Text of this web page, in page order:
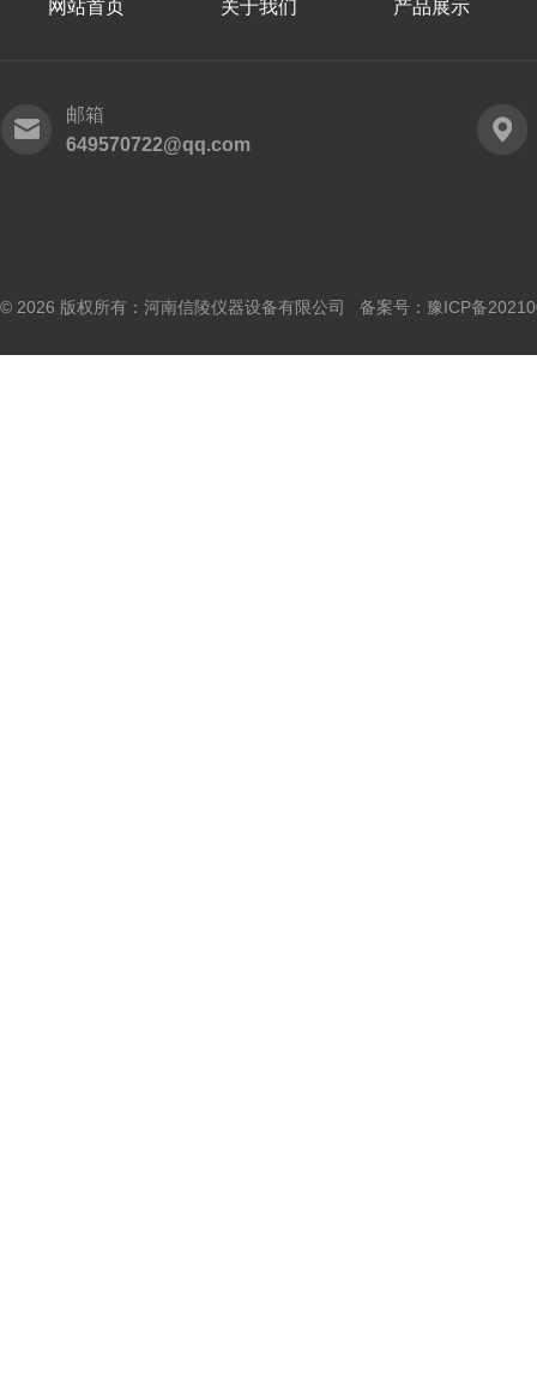
网站首页 关于我们 产品展示
邮箱
649570722@qq.com
© 2026 版权所有：河南信陵仪器设备有限公司 备案号： 豫ICP备